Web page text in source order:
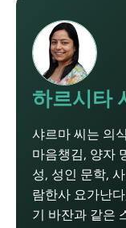
하르시타
샤르마 씨는 의
마음챙김, 양자
성, 성인 문학,
람한사 요가난
기 바잔과 같은